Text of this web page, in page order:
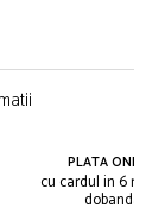
PLATA
cu cardul in 6
dobanda